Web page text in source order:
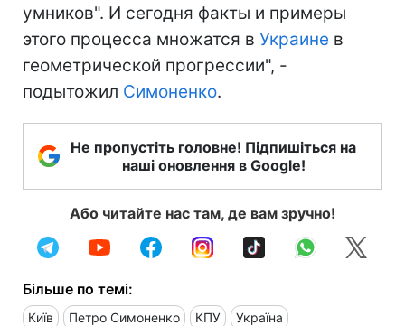
умников". И сегодня факты и примеры
этого процесса множатся в Украине в
геометрической прогрессии", -
подытожил Симоненко.
Не пропустіть головне! Підпишіться на
наші оновлення в Google!
Або читайте нас там, де вам зручно!
Більше по темі:
Київ Петро Симоненко КПУ Україна